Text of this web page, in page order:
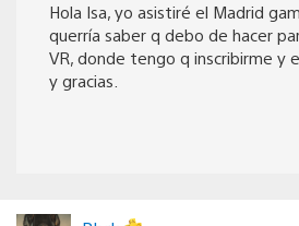
Hola Isa, yo asistiré el Madrid
querría saber q debo de hacer
VR, donde tengo q inscribirme y
y gracias.